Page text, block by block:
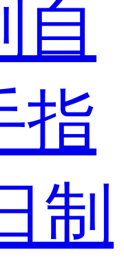
自
指
制